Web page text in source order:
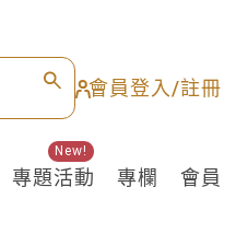
會員登入/註冊
專題活動
New!
專欄 會員